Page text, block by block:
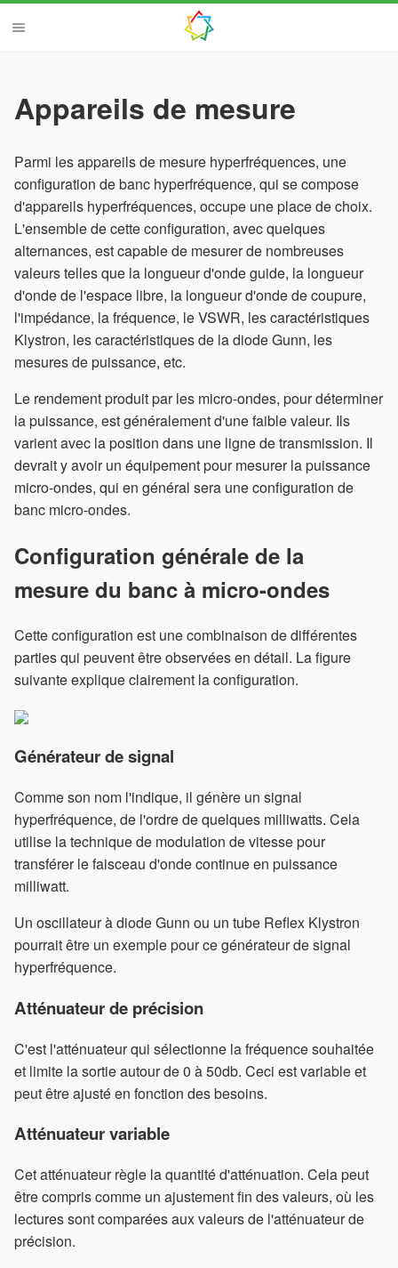
Appareils de mesure
Parmi les appareils de mesure hyperfréquences, une
configuration de banc hyperfréquence, qui se compose
d'appareils hyperfréquences, occupe une place de choix.
L'ensemble de cette configuration, avec quelques
alternances, est capable de mesurer de nombreuses
valeurs telles que la longueur d'onde guide, la longueur
d'onde de l'espace libre, la longueur d'onde de coupure,
l'impédance, la fréquence, le VSWR, les caractéristiques
Klystron, les caractéristiques de la diode Gunn, les
mesures de puissance, etc.
Le rendement produit par les micro-ondes, pour déterminer
la puissance, est généralement d'une faible valeur. Ils
varient avec la position dans une ligne de transmission. Il
devrait y avoir un équipement pour mesurer la puissance
micro-ondes, qui en général sera une configuration de
banc micro-ondes.
Configuration générale de la
mesure du banc à micro-ondes
Cette configuration est une combinaison de différentes
parties qui peuvent être observées en détail. La figure
suivante explique clairement la configuration.
Générateur de signal
Comme son nom l'indique, il génère un signal
hyperfréquence, de l'ordre de quelques milliwatts. Cela
utilise la technique de modulation de vitesse pour
transférer le faisceau d'onde continue en puissance
milliwatt.
Un oscillateur à diode Gunn ou un tube Reflex Klystron
pourrait être un exemple pour ce générateur de signal
hyperfréquence.
Atténuateur de précision
C'est l'atténuateur qui sélectionne la fréquence souhaitée
et limite la sortie autour de 0 à 50db. Ceci est variable et
peut être ajusté en fonction des besoins.
Atténuateur variable
Cet atténuateur règle la quantité d'atténuation. Cela peut
être compris comme un ajustement fin des valeurs, où les
lectures sont comparées aux valeurs de l'atténuateur de
précision.